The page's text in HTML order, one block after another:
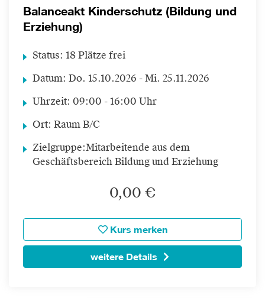
Balanceakt Kinderschutz (Bildung und
Erziehung)
Status: 18 Plätze frei
Datum: Do. 15.10.2026 - Mi. 25.11.2026
Uhrzeit: 09:00 - 16:00 Uhr
Ort: Raum B/C
Zielgruppe:Mitarbeitende aus dem
Geschäftsbereich Bildung und Erziehung
0,00 €
Kurs merken
weitere Details